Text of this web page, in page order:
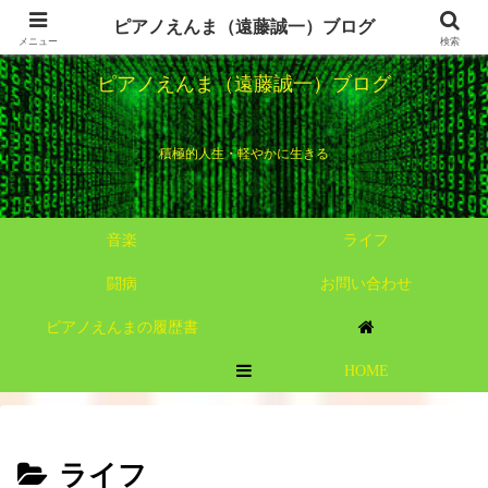
ピアノえんま（遠藤誠一）ブログ
積極的人生・軽やかに生きる
音楽 ライフ
闘病 お問い合わせ
ピアノえんまの履歴書
HOME
ライフ
メニュー
ピアノえんま（遠藤誠一）ブログ
検索